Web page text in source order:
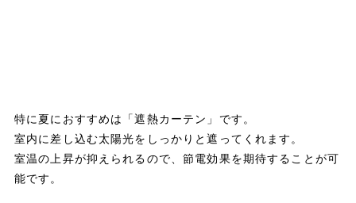
特に夏におすすめは「遮熱カーテン」です。
室内に差し込む太陽光をしっかりと遮ってくれます。
室温の上昇が抑えられるので、節電効果を期待することが可
能です。